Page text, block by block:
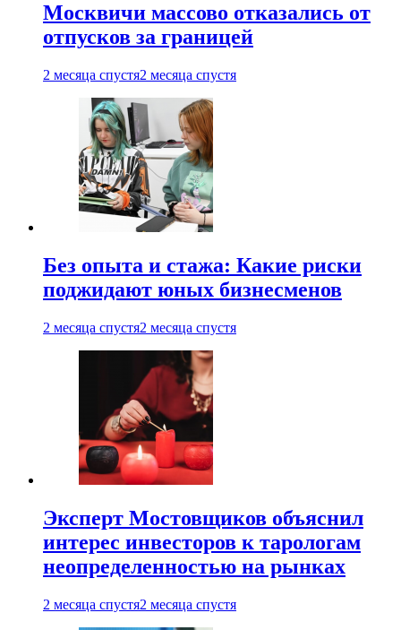
Москвичи массово отказались от
отпусков за границей
2 месяца спустя2 месяца спустя
Без опыта и стажа: Какие риски
поджидают юных бизнесменов
2 месяца спустя2 месяца спустя
Эксперт Мостовщиков объяснил
интерес инвесторов к тарологам
неопределенностью на рынках
2 месяца спустя2 месяца спустя